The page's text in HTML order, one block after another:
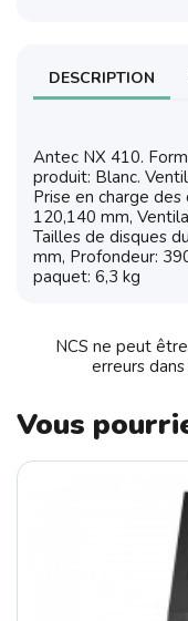
DESCRIPTION
Antec NX 410.
produit: Blanc.
Prise en charge
120,140 mm,
Tailles de disques
mm, Profondeur:
paquet: 6,3 kg
NCS ne peut
erreurs
Vous